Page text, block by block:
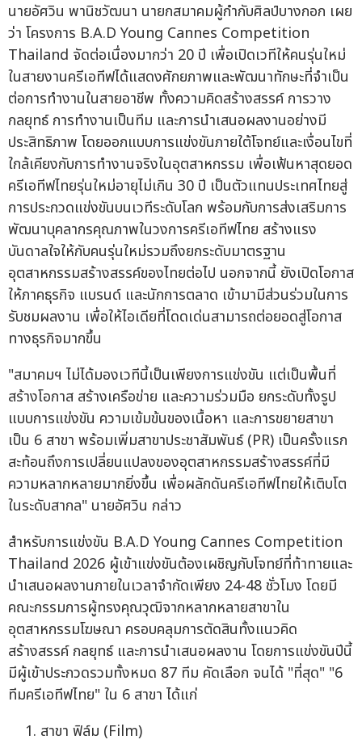
นายอัศวิน พานิชวัฒนา นายกสมาคมผู้กำกับศิลป์บางกอก เผย
ว่า โครงการ B.A.D Young Cannes Competition
Thailand จัดต่อเนื่องมากว่า 20 ปี เพื่อเปิดเวทีให้คนรุ่นใหม่
ในสายงานครีเอทีฟได้แสดงศักยภาพและพัฒนาทักษะที่จำเป็น
ต่อการทำงานในสายอาชีพ ทั้งความคิดสร้างสรรค์ การวาง
กลยุทธ์ การทำงานเป็นทีม และการนำเสนอผลงานอย่างมี
ประสิทธิภาพ โดยออกแบบการแข่งขันภายใต้โจทย์และเงื่อนไขที่
ใกล้เคียงกับการทำงานจริงในอุตสาหกรรม เพื่อเฟ้นหาสุดยอด
ครีเอทีฟไทยรุ่นใหม่อายุไม่เกิน 30 ปี เป็นตัวแทนประเทศไทยสู่
การประกวดแข่งขันบนเวทีระดับโลก พร้อมกับการส่งเสริมการ
พัฒนาบุคลากรคุณภาพในวงการครีเอทีฟไทย สร้างแรง
บันดาลใจให้กับคนรุ่นใหม่รวมถึงยกระดับมาตรฐาน
อุตสาหกรรมสร้างสรรค์ของไทยต่อไป นอกจากนี้ ยังเปิดโอกาส
ให้ภาคธุรกิจ แบรนด์ และนักการตลาด เข้ามามีส่วนร่วมในการ
รับชมผลงาน เพื่อให้ไอเดียที่โดดเด่นสามารถต่อยอดสู่โอกาส
ทางธุรกิจมากขึ้น
"สมาคมฯ ไม่ได้มองเวทีนี้เป็นเพียงการแข่งขัน แต่เป็นพื้นที่
สร้างโอกาส สร้างเครือข่าย และความร่วมมือ ยกระดับทั้งรูป
แบบการแข่งขัน ความเข้มข้นของเนื้อหา และการขยายสาขา
เป็น 6 สาขา พร้อมเพิ่มสาขาประชาสัมพันธ์ (PR) เป็นครั้งแรก
สะท้อนถึงการเปลี่ยนแปลงของอุตสาหกรรมสร้างสรรค์ที่มี
ความหลากหลายมากยิ่งขึ้น เพื่อผลักดันครีเอทีฟไทยให้เติบโต
ในระดับสากล" นายอัศวิน กล่าว
สำหรับการแข่งขัน B.A.D Young Cannes Competition
Thailand 2026 ผู้เข้าแข่งขันต้องเผชิญกับโจทย์ที่ท้าทายและ
นำเสนอผลงานภายในเวลาจำกัดเพียง 24-48 ชั่วโมง โดยมี
คณะกรรมการผู้ทรงคุณวุฒิจากหลากหลายสาขาใน
อุตสาหกรรมโฆษณา ครอบคลุมการตัดสินทั้งแนวคิด
สร้างสรรค์ กลยุทธ์ และการนำเสนอผลงาน โดยการแข่งขันปีนี้
มีผู้เข้าประกวดรวมทั้งหมด 87 ทีม คัดเลือก จนได้ "ที่สุด" "6
ทีมครีเอทีฟไทย" ใน 6 สาขา ได้แก่
สาขา ฟิล์ม (Film)